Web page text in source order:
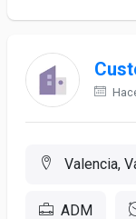
Valencia,
ADM